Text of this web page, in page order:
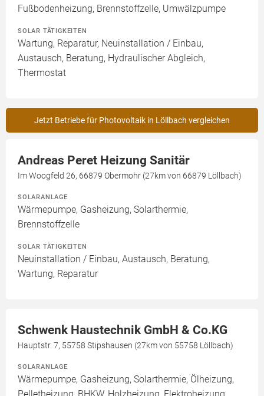
Fußbodenheizung, Brennstoffzelle, Umwälzpumpe
SOLAR TÄTIGKEITEN
Wartung, Reparatur, Neuinstallation / Einbau,
Austausch, Beratung, Hydraulischer Abgleich,
Thermostat
Jetzt Betriebe für Photovoltaik in Löllbach vergleichen
Andreas Peret Heizung Sanitär
Im Woogfeld 26, 66879 Obermohr (27km von 66879 Löllbach)
SOLARANLAGE
Wärmepumpe, Gasheizung, Solarthermie,
Brennstoffzelle
SOLAR TÄTIGKEITEN
Neuinstallation / Einbau, Austausch, Beratung,
Wartung, Reparatur
Schwenk Haustechnik GmbH & Co.KG
Hauptstr. 7, 55758 Stipshausen (27km von 55758 Löllbach)
SOLARANLAGE
Wärmepumpe, Gasheizung, Solarthermie, Ölheizung,